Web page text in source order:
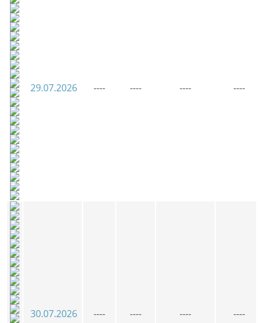
29.07.2026 ---- ---- ---- ----
30.07.2026 ---- ---- ---- ----